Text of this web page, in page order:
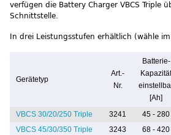
verfügen die Battery Charger VBCS Triple
Schnittstelle.
In drei Leistungsstufen erhältlich (wähle
Gerätetyp
Art.-
Nr.
Batterie-
Kapazität
[Ah]
VBCS 30/20/250 Triple 3241 45 - 280
VBCS 45/30/350 Triple
3243 68 - 420